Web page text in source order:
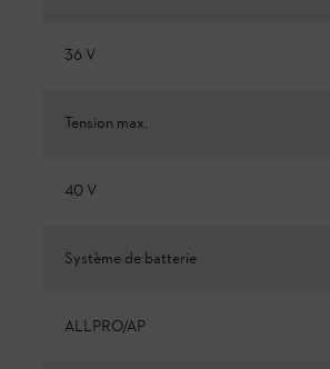
36 V
Tension max.
40 V
Système de batterie
ALLPRO/AP